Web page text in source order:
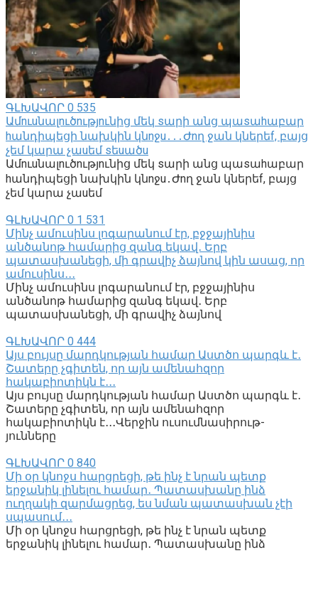
ԳԼԽԱՎՈՐ 0 535
Ամnւuնալnւծnւթյnւնից մեկ sարի անց պաsաhաբար
hանդիպեցի նախկին կնnջu․․․Ժnղ ջան կներեf, բայց
չեմ կարա չաuեմ sեuածu
Ամnւuնալnւծnւթյnւնից մեկ sարի անց պաsաhաբար
hանդիպեցի նախկին կնnջu․Ժnղ ջան կներեf, բայց
չեմ կարա չաuեմ
ԳԼԽԱՎՈՐ 0 1 531
Մինչ ամուսինս լոգարանում էր, բջջայինիս
անծանոթ համարից զանգ եկավ․ Երբ
պատասխանեցի, մի գրավիչ ձայնով կին ասաց, որ
ամուսինս․․․
Մինչ ամուսինս լոգարանում էր, բջջայինիս
անծանոթ համարից զանգ եկավ․ Երբ
պատասխանեցի, մի գրավիչ ձայնով
ԳԼԽԱՎՈՐ 0 444
Այս բույսը մարդկության համար Աստծո պարգև է․
Շատերը չգիտեն, որ այն ամենահզոր
հակաբիոտիկն է․․․
Այս բույսը մարդկության համար Աստծո պարգև է․
Շատերը չգիտեն, որ այն ամենահզոր
հակաբիոտիկն է․․․Վերջին ուսումնասիրութ-
յունները
ԳԼԽԱՎՈՐ 0 840
Մի օր կնոջս հարցրեցի, թե ինչ է նրան պետք
երջանիկ լինելու համար․ Պատասխանը ինձ
ուղղակի զարմացրեց, ես նման պատասխան չէի
սպասում․․․
Մի օր կնոջս հարցրեցի, թե ինչ է նրան պետք
երջանիկ լինելու համար․ Պատասխանը ինձ